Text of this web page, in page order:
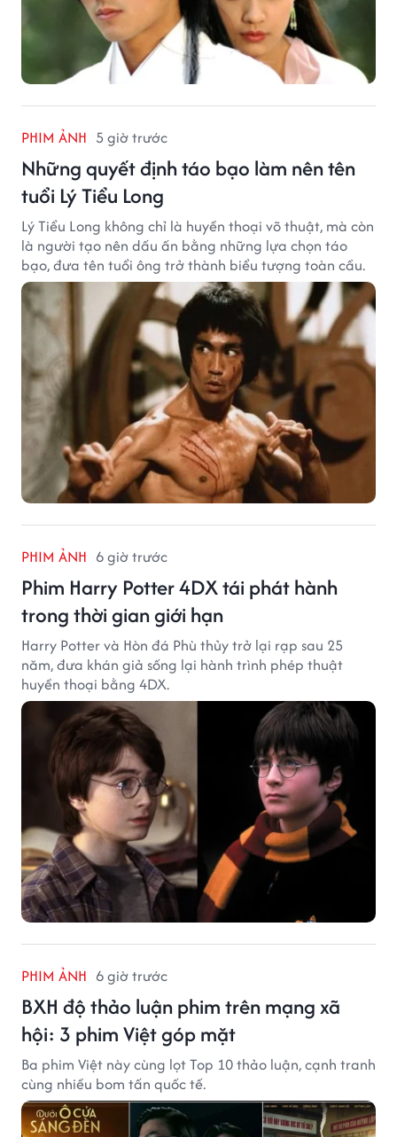
PHIM ẢNH 5 giờ trước
Những quyết định táo bạo làm nên tên
tuổi Lý Tiểu Long
Lý Tiểu Long không chỉ là huyền thoại võ thuật, mà còn
là người tạo nên dấu ấn bằng những lựa chọn táo
bạo, đưa tên tuổi ông trở thành biểu tượng toàn cầu.
PHIM ẢNH 6 giờ trước
Phim Harry Potter 4DX tái phát hành
trong thời gian giới hạn
Harry Potter và Hòn đá Phù thủy trở lại rạp sau 25
năm, đưa khán giả sống lại hành trình phép thuật
huyền thoại bằng 4DX.
PHIM ẢNH 6 giờ trước
BXH độ thảo luận phim trên mạng xã
hội: 3 phim Việt góp mặt
Ba phim Việt này cùng lọt Top 10 thảo luận, cạnh tranh
cùng nhiều bom tấn quốc tế.